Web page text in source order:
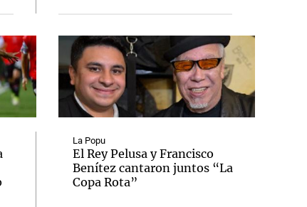
La Popu
El Rey Pelusa y Francisco
Benítez cantaron juntos “La
Copa Rota”